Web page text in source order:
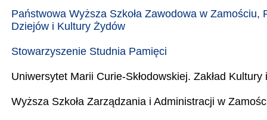
Państwowa Wyższa Szkoła Zawodowa w Zamościu,
Dziejów i Kultury Żydów
Stowarzyszenie Studnia Pamięci
Uniwersytet Marii Curie-Skłodowskiej. Zakład
Wyższa Szkoła Zarządzania i Administracji w